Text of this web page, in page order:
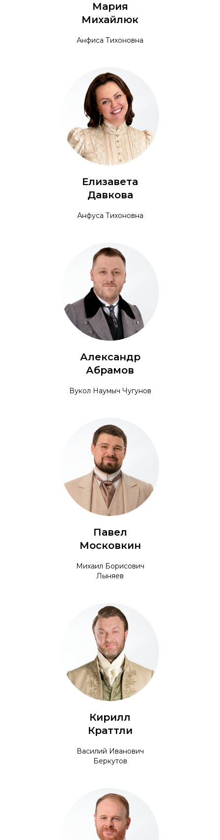
Мария
Михайлюк
Анфиса Тихоновна
Елизавета
Давкова
Анфуса Тихоновна
Александр
Абрамов
Вукол Наумыч Чугунов
Павел
Московкин
Михаил Борисович
Лыняев
Кирилл
Краттли
Василий Иванович
Беркутов